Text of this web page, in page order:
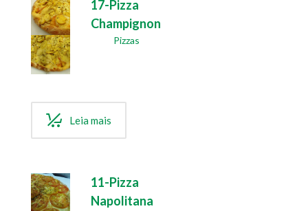
17-Pizza
Champignon
Pizzas
Leia mais
11-Pizza
Napolitana